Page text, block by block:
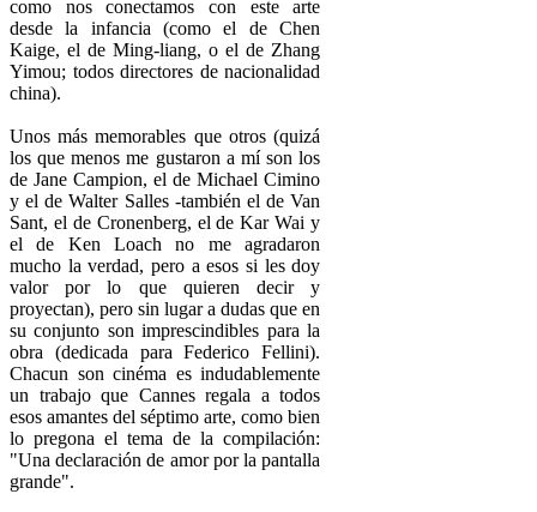
como nos conectamos con este arte
desde la infancia (como el de Chen
Kaige, el de Ming-liang, o el de Zhang
Yimou; todos directores de nacionalidad
china).
Unos más memorables que otros (quizá
los que menos me gustaron a mí son los
de Jane Campion, el de Michael Cimino
y el de Walter Salles -también el de Van
Sant, el de Cronenberg, el de Kar Wai y
el de Ken Loach no me agradaron
mucho la verdad, pero a esos si les doy
valor por lo que quieren decir y
proyectan), pero sin lugar a dudas que en
su conjunto son imprescindibles para la
obra (dedicada para Federico Fellini).
Chacun son cinéma es indudablemente
un trabajo que Cannes regala a todos
esos amantes del séptimo arte, como bien
lo pregona el tema de la compilación:
"Una declaración de amor por la pantalla
grande".